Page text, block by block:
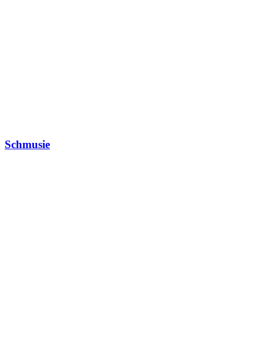
Schmusie